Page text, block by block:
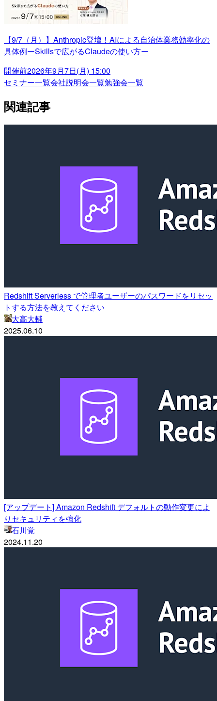
【9/7（月）】Anthropic登壇！AIによる自治体業務効率化の
具体例ーSkillsで広がるClaudeの使い方ー
開催前2026年9月7日(月) 15:00
セミナー一覧会社説明会一覧勉強会一覧
関連記事
Redshift Serverless で管理者ユーザーのパスワードをリセッ
トする方法を教えてください
大高大輔
2025.06.10
[アップデート] Amazon Redshift デフォルトの動作変更によ
りセキュリティを強化
石川覚
2024.11.20